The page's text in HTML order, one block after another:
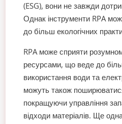
(ESG), вони не завжди
Однак інструменти RPA
до більш екологічних
RPA може сприяти
ресурсами, що веде до
використання води та
можуть також
покращуючи управління
відходи матеріалів. Ще